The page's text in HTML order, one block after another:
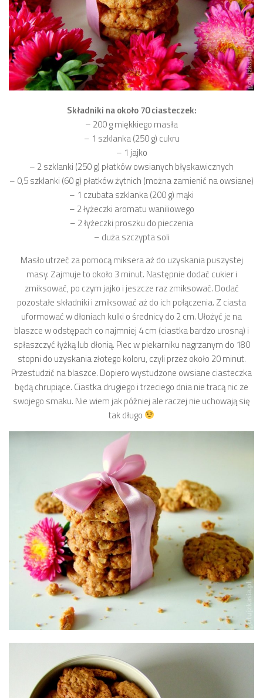
Składniki na około 70 ciasteczek:
– 200 g miękkiego masła
– 1 szklanka (250 g) cukru
– 1 jajko
– 2 szklanki (250 g) płatków owsianych błyskawicznych
– 0,5 szklanki (60 g) płatków żytnich (można zamienić na owsiane)
– 1 czubata szklanka (200 g) mąki
– 2 łyżeczki aromatu waniliowego
– 2 łyżeczki proszku do pieczenia
– duża szczypta soli
Masło utrzeć za pomocą miksera aż do uzyskania puszystej
masy. Zajmuje to około 3 minut. Następnie dodać cukier i
zmiksować, po czym jajko i jeszcze raz zmiksować. Dodać
pozostałe składniki i zmiksować aż do ich połączenia. Z ciasta
uformować w dłoniach kulki o średnicy do 2 cm. Ułożyć je na
blaszce w odstępach co najmniej 4 cm (ciastka bardzo urosną) i
spłaszczyć łyżką lub dłonią. Piec w piekarniku nagrzanym do 180
stopni do uzyskania złotego koloru, czyli przez około 20 minut.
Przestudzić na blaszce. Dopiero wystudzone owsiane ciasteczka
będą chrupiące. Ciastka drugiego i trzeciego dnia nie tracą nic ze
swojego smaku. Nie wiem jak później ale raczej nie uchowają się
tak długo